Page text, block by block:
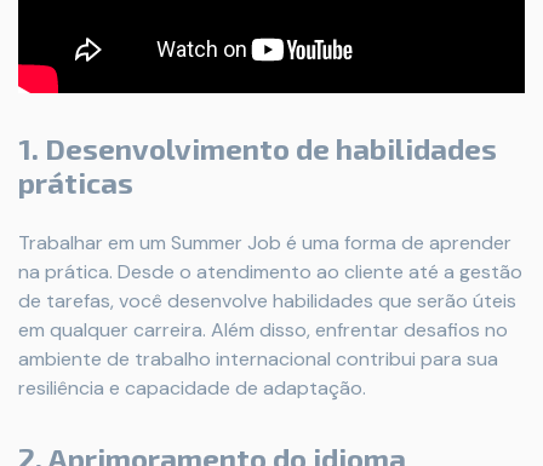
1. Desenvolvimento de habilidades
práticas
Trabalhar em um Summer Job é uma forma de aprender
na prática. Desde o atendimento ao cliente até a gestão
de tarefas, você desenvolve habilidades que serão úteis
em qualquer carreira. Além disso, enfrentar desafios no
ambiente de trabalho internacional contribui para sua
resiliência e capacidade de adaptação.
2. Aprimoramento do idioma